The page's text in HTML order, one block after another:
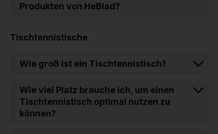
Produkten von HeBlad?
Tischtennistische
Wie groß ist ein Tischtennistisch?
Wie viel Platz brauche ich, um einen
Tischtennistisch optimal nutzen zu
können?